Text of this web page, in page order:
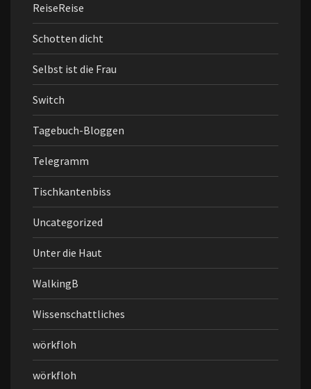
ReiseReise
Schotten dicht
Selbst ist die Frau
Switch
Tagebuch-Bloggen
Telegramm
Tischkantenbiss
Uncategorized
Unter die Haut
WalkingB
Wissenschattliches
wörkfloh
wörkfloh